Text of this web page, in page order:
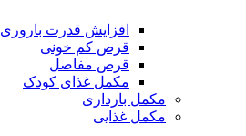
افزایش قدرت باروری
قرص کم خونی
قرص مفاصل
مکمل غذای کودک
مکمل بارداری
مکمل غذایی